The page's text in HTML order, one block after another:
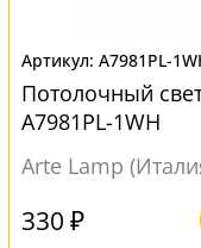
A7981PL-
Потолочный
A7981PL-1WH
Arte Lamp
330 ₽